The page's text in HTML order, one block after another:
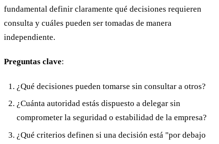
fundamental definir claramente qué decisiones requieren
consulta y cuáles pueden ser tomadas de manera
independiente.
Preguntas clave:
¿Qué decisiones pueden tomarse sin consultar a otros?
¿Cuánta autoridad estás dispuesto a delegar sin
comprometer la seguridad o estabilidad de la empresa?
¿Qué criterios definen si una decisión está "por debajo